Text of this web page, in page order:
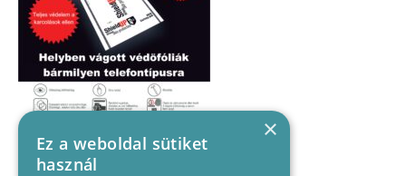
×
Ez a weboldal sütiket
használ